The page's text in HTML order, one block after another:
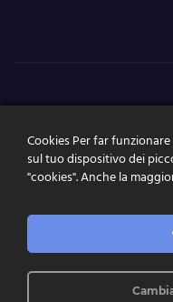
Proudly powered by
Cookies Per far
sul tuo dispositivo dei
"cookies". Anche la